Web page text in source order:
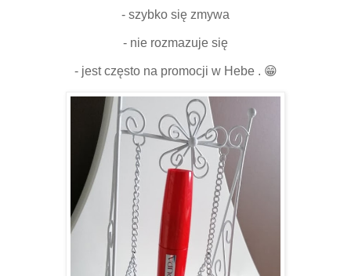
- szybko się zmywa
- nie rozmazuje się
- jest często na promocji w Hebe . 😁